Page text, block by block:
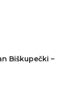
Biškupečki –